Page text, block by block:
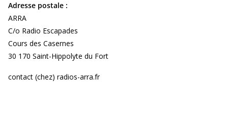
Adresse postale :
ARRA
C/o Radio Escapades
Cours des Casernes
30 170 Saint-Hippolyte du Fort
contact (chez) radios-arra.fr